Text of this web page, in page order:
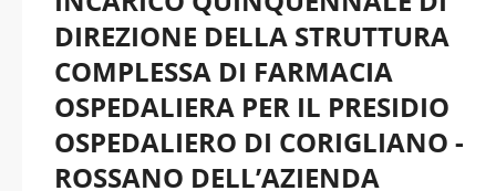
DIREZIONE DELLA STRUTTURA
COMPLESSA DI FARMACIA
OSPEDALIERA PER IL PRESIDIO
OSPEDALIERO DI CORIGLIANO -
ROSSANO DELL’AZIENDA